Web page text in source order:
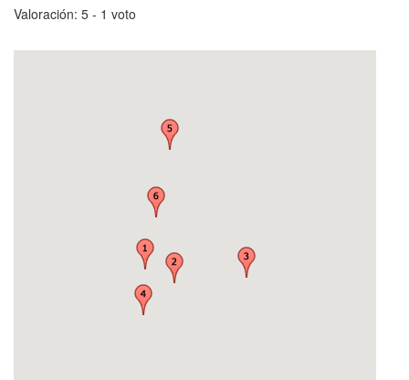
Valoración: 5 - ‎1 voto